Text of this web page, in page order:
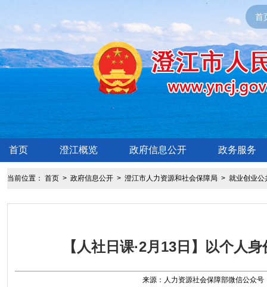
首
首页 澄江概览 政府信息公开 政务服务
当前位置： 首页> 政府信息公开> 澄江市人力资源和社会保障局 > 就业创业公
【人社日课·2月13日】以个人
来源：人力资源社会保障部微信公众